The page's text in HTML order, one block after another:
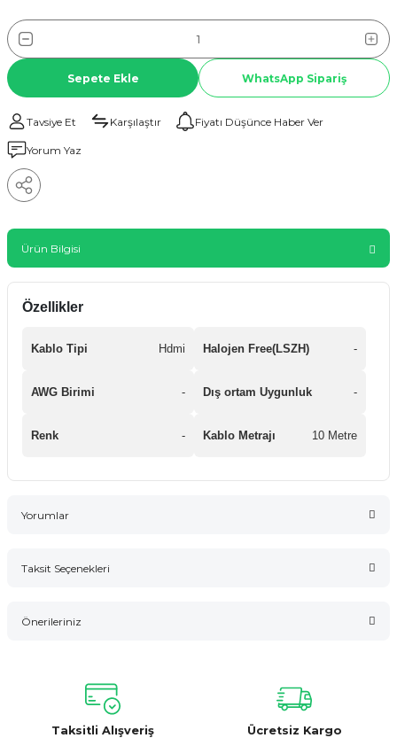
Sepete Ekle WhatsApp Sipariş
Tavsiye Et Karşılaştır Fiyatı Düşünce Haber Ver
Yorum Yaz
Ürün Bilgisi
Özellikler
Kablo Tipi Hdmi Halojen Free(LSZH) -
AWG Birimi - Dış ortam Uygunluk -
Renk - Kablo Metrajı 10 Metre
Yorumlar
Taksit Seçenekleri
Önerileriniz
konularda yetersiz gördüğünüz noktaları öneri formunu
kullanarak tarafımıza iletebilirsiniz.
Görüş ve önerileriniz için teşekkür ederiz.
Taksitli Alışveriş
Ücretsiz Kargo